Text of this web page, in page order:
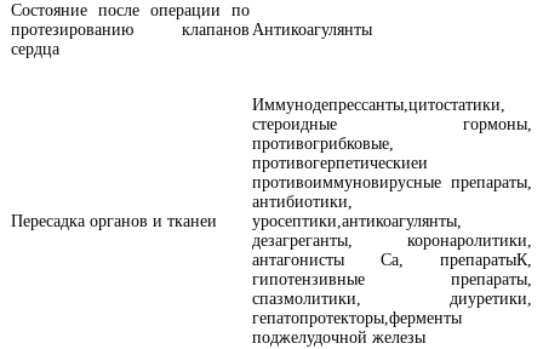
Состояние после операции по
протезированию клапанов
сердца
Антикоагулянты
Пересадка органов и тканеи
Иммунодепрессанты,цитостатики,
стероидные гормоны,
противогрибковые,
противогерпетическиеи
противоиммуновирусные препараты,
антибиотики,
уросептики,антикоагулянты,
дезагреганты, коронаролитики,
антагонисты Са, препаратыК,
гипотензивные препараты,
спазмолитики, диуретики,
гепатопротекторы,ферменты
поджелудочной железы